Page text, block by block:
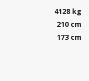
4128 kg
210 cm
173 cm